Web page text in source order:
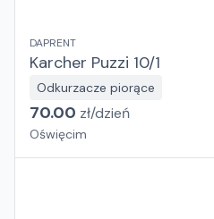
DAPRENT
Karcher Puzzi 10/1
Odkurzacze piorące
70.00 zł/dzień
Oświęcim